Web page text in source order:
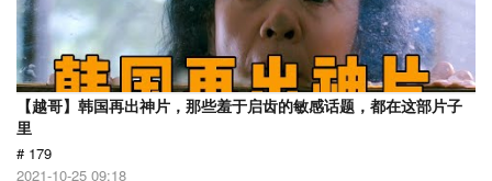
【越哥】韩国再出神片，那些羞于启齿的敏感话题，都在这部片子
里
# 179
2021-10-25 09:18